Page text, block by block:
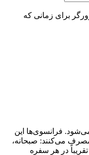
برای زمانی که
فرانسوی‌ها این
می‌کنند: صبحانه،
در هر سفره